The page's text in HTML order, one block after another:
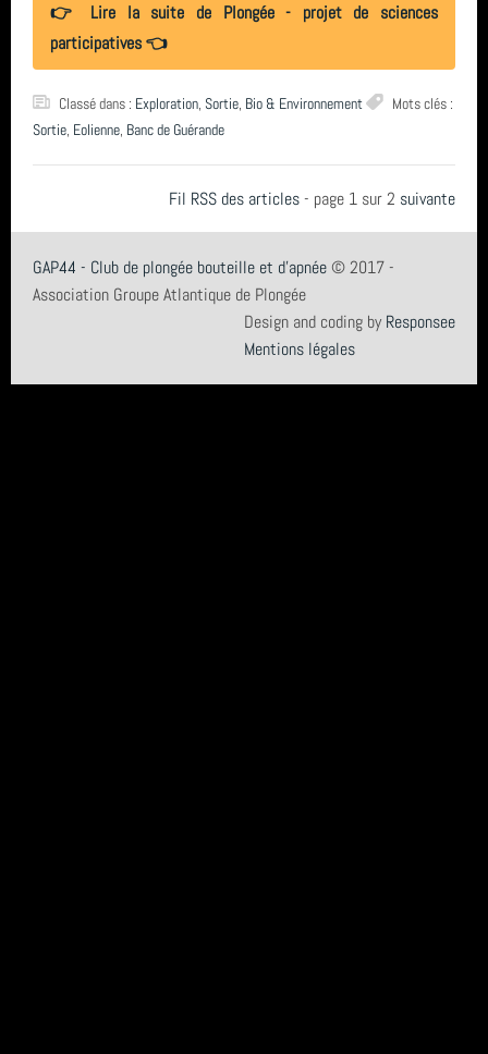
👉 Lire la suite de Plongée - projet de sciences
participatives 👈
Classé dans : Exploration, Sortie, Bio & Environnement
Mots clés :
Sortie, Eolienne, Banc de Guérande
Fil RSS des articles- page 1 sur 2 suivante
GAP44 - Club de plongée bouteille et d'apnée© 2017 -
Association Groupe Atlantique de Plongée
Design and coding by Responsee
Mentions légales